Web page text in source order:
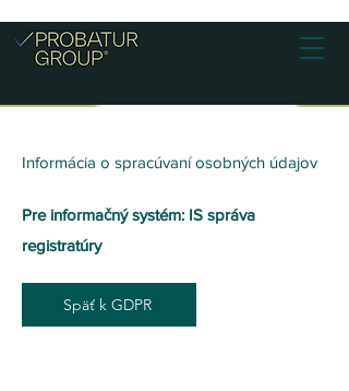
Informácia o spracúvaní osobných údajov
Pre informačný systém: IS správa
registratúry
Späť k GDPR